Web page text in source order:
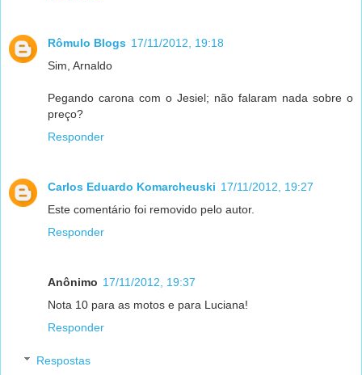
Rômulo Blogs 17/11/2012, 19:18
Sim, Arnaldo
Pegando carona com o Jesiel; não falaram nada sobre o
preço?
Responder
Carlos Eduardo Komarcheuski 17/11/2012, 19:27
Este comentário foi removido pelo autor.
Responder
Anônimo 17/11/2012, 19:37
Nota 10 para as motos e para Luciana!
Responder
Respostas